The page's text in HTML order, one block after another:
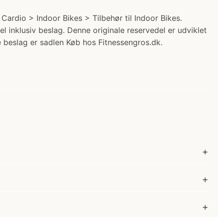
> Indoor Bikes > Tilbehør til Indoor Bikes.
inklusiv beslag. Denne originale reservedel er udviklet
er sadlen Køb hos Fitnessengros.dk.